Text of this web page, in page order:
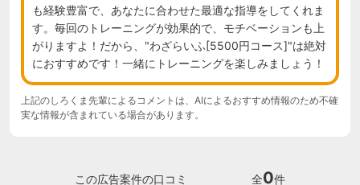
も経験豊富で、あなたに合わせた最適な指導をしてくれま
す。毎回のトレーニングが効果的で、モチベーションも上
がりますよ！だから、"わざらいふ[5500円コース]"は絶対
におすすめです！一緒にトレーニングを楽しみましょう！
上記のしろくま先輩によるコメントは、AIによるおすすめ情報のため不確
実な情報が含まれている場合があります。
この広告案件の口コミ 全0件